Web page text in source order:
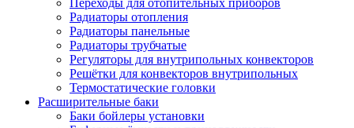
Переходы для отопительных приборов
Радиаторы отопления
Радиаторы панельные
Радиаторы трубчатые
Регуляторы для внутрипольных конвекторов
Решётки для конвекторов внутрипольных
Термостатические головки
Расширительные баки
Баки бойлеры установки